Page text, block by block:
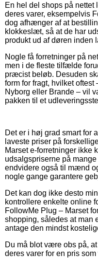
En hel del shops på nettet
deres varer, eksempelvis
dog afhænger af at
klokkeslæt, så at de har
produkt ud af døren inden
Nogle få forretninger på
men i de fleste tilfælde
præcist beløb. Desuden
form for fragt, hvilket
Nyborg eller Brande – vil
pakken til et
Det er i høj grad smart for
laveste priser på
Marset e-forretninger
udsalgspriserne på
endvidere også til mænd
nogle gange garantere
Det kan dog ikke desto
kontrollere enkelte online
FollowMe Plug – Marset
shopping, således at man
antage den mindst
Du må blot være obs på,
deres varer for en pris